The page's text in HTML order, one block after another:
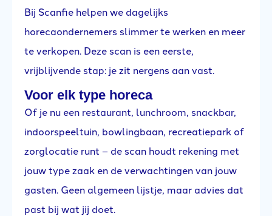
Bij Scanfie helpen we dagelijks
horecaondernemers slimmer te werken en meer
te verkopen. Deze scan is een eerste,
vrijblijvende stap: je zit nergens aan vast.
Voor elk type horeca
Of je nu een restaurant, lunchroom, snackbar,
indoorspeeltuin, bowlingbaan, recreatiepark of
zorglocatie runt – de scan houdt rekening met
jouw type zaak en de verwachtingen van jouw
gasten. Geen algemeen lijstje, maar advies dat
past bij wat jij doet.